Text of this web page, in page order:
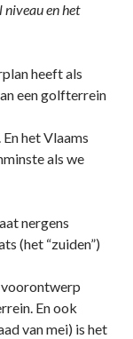
en het
heeft als
een golfterrein
het Vlaams
als we
nergens
(het “zuiden”)
En ook
van mei) is het